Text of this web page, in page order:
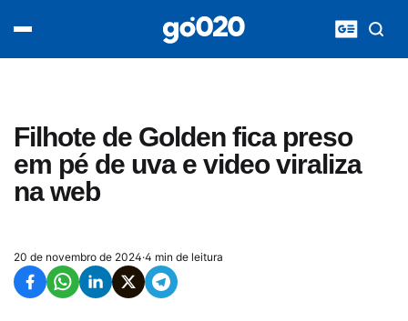
Filhote de Golden fica preso
em pé de uva e video viraliza
na web
20 de novembro de 2024·4 min de leitura
acontece agora
entretenimento
vídeos
pod020